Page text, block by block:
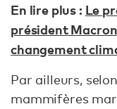
En lire plus : Le
président
changement
Par ailleurs,
mammifères